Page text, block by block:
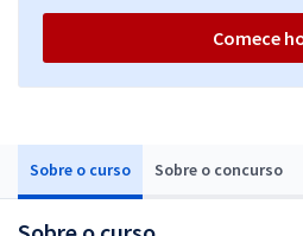
Sobre o curso Sobre o concurso
Comece